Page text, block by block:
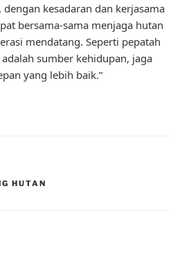
kesadaran dan kerjasama
bersama-sama menjaga hutan
mendatang. Seperti pepatah
sumber kehidupan, jaga
yang lebih baik.”
HUTAN